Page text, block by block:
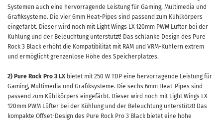
Systemen auch eine hervorragende Leistung für Gaming, Multimedia und
Grafiksysteme. Die vier 6mm Heat-Pipes sind passend zum Kühlkörpers
eingefärbt. Dieser wird noch mit Light Wings LX 120mm PWM Lüfter bei der
Kühlung und der Beleuchtung unterstützt! Das schlanke Design des Pure
Rock 3 Black erhöht die Kompatibilität mit RAM und VRM-Kühlern extrem
und ermöglicht grenzenlose Höhe des Speicherplatzes.
2) Pure Rock Pro 3 LX bietet mit 250 W TDP eine hervorragende Leistung für
Gaming, Multimedia und Grafiksysteme. Die sechs 6mm Heat-Pipes sind
passend zum Kühlkörpers eingefärbt. Dieser wird noch mit Light Wings LX
120mm PWM Lüfter bei der Kühlung und der Beleuchtung unterstützt! Das
kompakte Offset-Design des Pure Rock Pro 3 Black bietet eine hohe